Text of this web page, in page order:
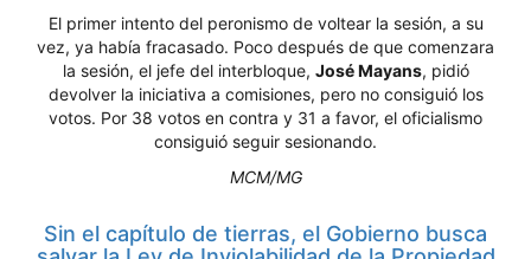
El primer intento del peronismo de voltear la sesión, a su
vez, ya había fracasado. Poco después de que comenzara
la sesión, el jefe del interbloque, José Mayans, pidió
devolver la iniciativa a comisiones, pero no consiguió los
votos. Por 38 votos en contra y 31 a favor, el oficialismo
consiguió seguir sesionando.
MCM/MG
Sin el capítulo de tierras, el Gobierno busca